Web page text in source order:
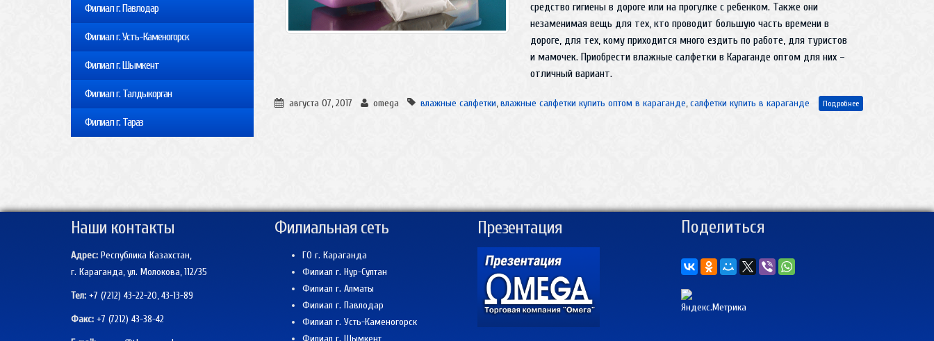
Филиал г. Павлодар
Филиал г. Усть-Каменогорск
Филиал г. Шымкент
Филиал г. Талдыкорган
Филиал г. Тараз
средство гигиены в дороге или на прогулке с ребенком. Также они
незаменимая вещь для тех, кто проводит большую часть времени в
дороге, для тех, кому приходится много ездить по работе, для туристов
и мамочек. Приобрести влажные салфетки в Караганде оптом для них –
отличный вариант.
августа 07, 2017 omega влажные салфетки,влажные салфетки купить оптом в караганде,салфетки купить в караганде Подробнее
Наши контакты
Адрес: Республика Казахстан,
г. Караганда, ул. Молокова, 112/35
Тел: +7 (7212) 43-22-20, 43-13-89
Факс: +7 (7212) 43-38-42
Филиальная сеть
ГО г. Караганда
Филиал г. Нур-Султан
Филиал г. Алматы
Филиал г. Павлодар
Филиал г. Усть-Каменогорск
Филиал г. Шымкент
Презентация Поделиться